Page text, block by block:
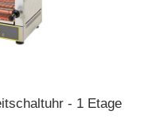
- 1 Etage